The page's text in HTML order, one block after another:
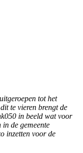
tot het
te vieren brengt de
in beeld wat voor
de gemeente
inzetten voor de